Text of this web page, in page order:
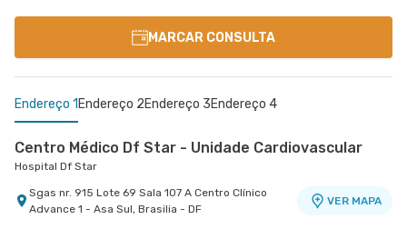
MARCAR CONSULTA
Endereço 1 Endereço 2Endereço 3Endereço 4
Centro Médico Df Star - Unidade Cardiovascular
Hospital Df Star
Sgas nr. 915 Lote 69 Sala 107 A Centro Clínico
Advance 1 - Asa Sul, Brasilia - DF
VER MAPA